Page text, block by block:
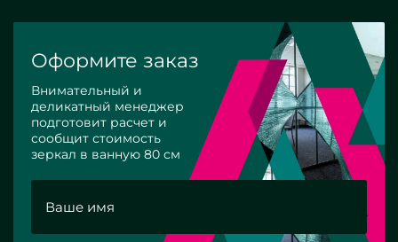
Оформите заказ
Внимательный и
деликатный менеджер
подготовит расчет и
сообщит стоимость
зеркал в ванную 80 см